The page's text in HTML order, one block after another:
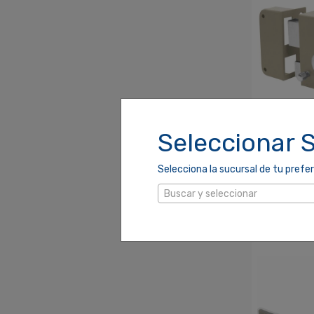
Seleccionar
Selecciona la sucursal de tu
Buscar y seleccionar
DERECHA
SKU: